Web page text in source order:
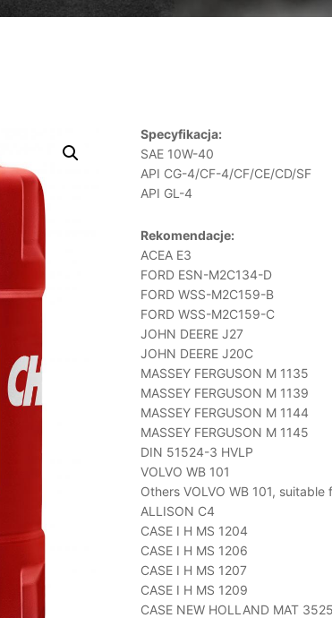
Specyfikacja:
SAE 10W-40
API CG-4/CF-4/CF/CE/CD/SF
API GL-4
Rekomendacje:
ACEA E3
FORD ESN-M2C134-D
FORD WSS-M2C159-B
FORD WSS-M2C159-C
JOHN DEERE J27
JOHN DEERE J20C
MASSEY FERGUSON M 1135
MASSEY FERGUSON M 1139
MASSEY FERGUSON M 1144
MASSEY FERGUSON M 1145
DIN 51524-3 HVLP
VOLVO WB 101
Others VOLVO WB 101,
ALLISON C4
CASE I H MS 1204
CASE I H MS 1206
CASE I H MS 1207
CASE I H MS 1209
CASE NEW HOLLAND MAT 3525